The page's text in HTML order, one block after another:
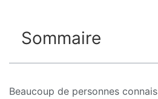
Sommaire
Beaucoup de personnes